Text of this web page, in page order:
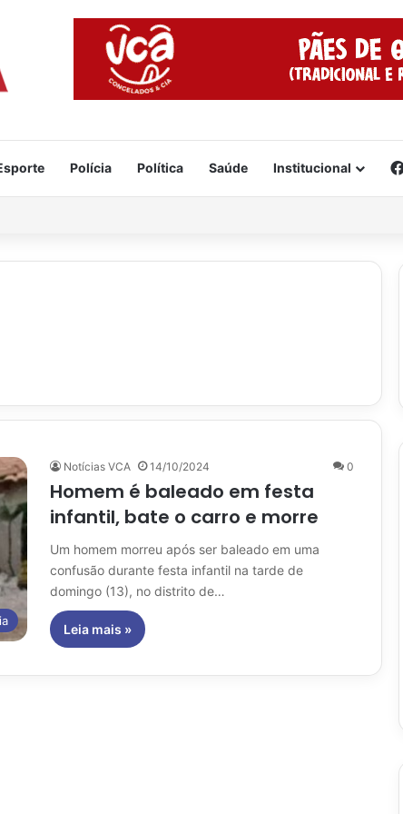
Polícia Política Saúde Institucional
Notícias VCA 14/10/2024 0
Homem é baleado em festa
infantil, bate o carro e morre
Um homem morreu após ser baleado em uma
confusão durante festa infantil na tarde de
domingo (13), no distrito de…
Leia mais »